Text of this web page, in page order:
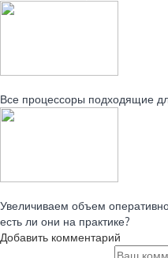
Все процессоры подходящие
Увеличиваем объем
есть ли они на практике?
Добавить комментарий